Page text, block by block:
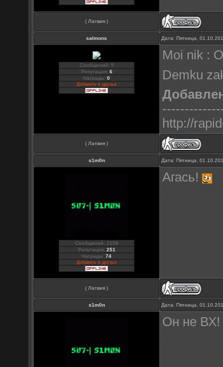
( Латвия )
salmons Дата: Пятница,
Сообщений: 5
Репутация: 6
Награды:0
Добавить в друзья
Moi nik :
Demku
http://
( Латвия )
s1m0n Дата: Пятница,
Сообщений: 2158
Репутация: 251
Награды:74
Добавить в друзья
Агась!
( Латвия )
s1m0n Дата: Пятница,
Он не